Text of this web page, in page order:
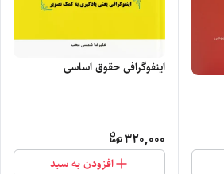
اینفوگرافی حقوق اساسی
320,000
افزودن به سبد